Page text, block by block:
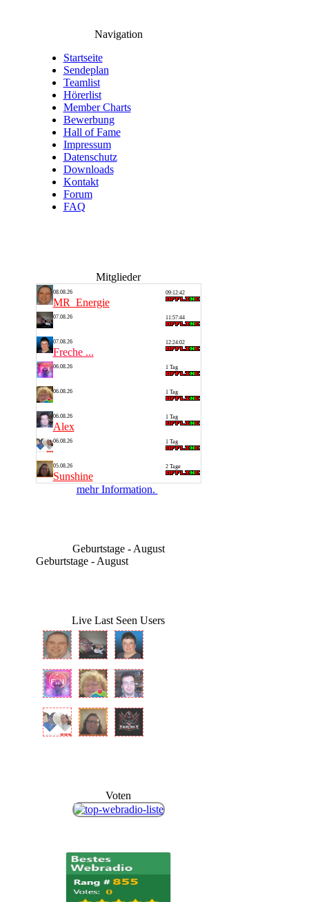
Navigation
Startseite
Sendeplan
Teamlist
Hörerlist
Member Charts
Bewerbung
Hall of Fame
Impressum
Datenschutz
Downloads
Kontakt
Forum
FAQ
Mitglieder
08.08.26
MR_Energie
09:12:42
07.08.26
Alf 1
11:57:44
07.08.26
Freche ...
12:24:02
06.08.26
Thomas
1 Tag
06.08.26
Silvia
1 Tag
06.08.26
Alex
1 Tag
06.08.26
Saarlan...
1 Tag
05.08.26
Sunshine
2 Tage
mehr Information.
Geburtstage - August
Geburtstage - August
Live Last Seen Users
Voten